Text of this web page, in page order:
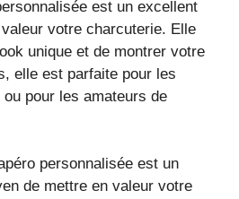
est un excellent
votre charcuterie. Elle
unique et de montrer votre
elle est parfaite pour les
pour les amateurs de
personnalisée est un
de mettre en valeur votre